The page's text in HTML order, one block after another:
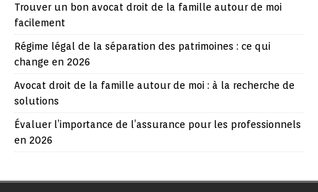
Trouver un bon avocat droit de la famille autour de moi
facilement
Régime légal de la séparation des patrimoines : ce qui
change en 2026
Avocat droit de la famille autour de moi : à la recherche de
solutions
Évaluer l’importance de l’assurance pour les professionnels
en 2026